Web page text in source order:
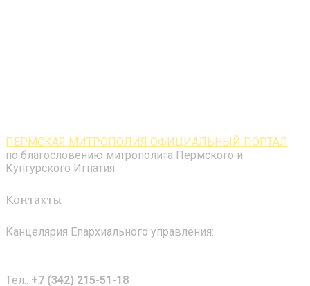
ПЕРМСКАЯ МИТРОПОЛИЯ ОФИЦИАЛЬНЫЙ ПОРТАЛ
по благословению митрополита Пермского и
Кунгурского Игнатия
Контакты
Канцелярия Епархиального управления:
Tел.: +7 (342) 215-51-18